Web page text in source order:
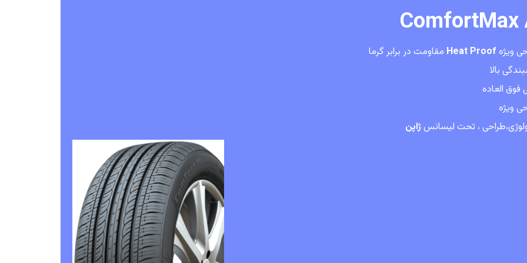
ComfortMax
ویژه Heat Proof مقاومت در برابر گرما
بالا
فوق العاده
ویژه
، تحت لیسانسژاپن